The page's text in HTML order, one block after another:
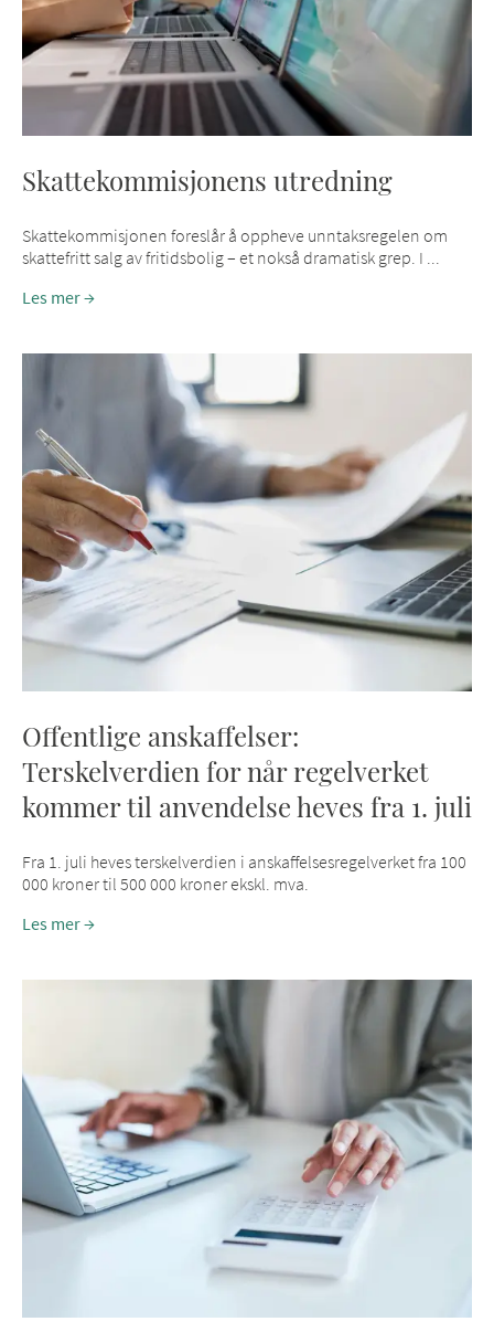
Skattekommisjonens utredning
Skattekommisjonen foreslår å oppheve unntaksregelen om
skattefritt salg av fritidsbolig – et nokså dramatisk grep. I ...
Les mer
Offentlige anskaffelser:
Terskelverdien for når regelverket
kommer til anvendelse heves fra 1. juli
Fra 1. juli heves terskelverdien i anskaffelsesregelverket fra 100
000 kroner til 500 000 kroner ekskl. mva.
Les mer